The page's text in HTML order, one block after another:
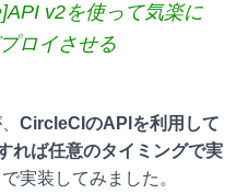
v2を使って気楽に
ロイさせる
CircleCIのAPIを利用して
れば任意のタイミングで実
実装してみました。